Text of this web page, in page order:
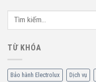
TỪ KHÓA
Bảo hành Electrolux Dịch vụ